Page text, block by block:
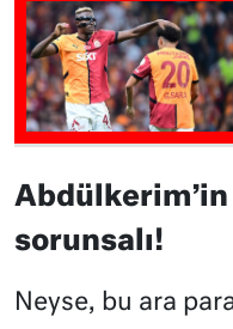
Abdülkerim’in
sorunsalı!
Neyse, bu ara